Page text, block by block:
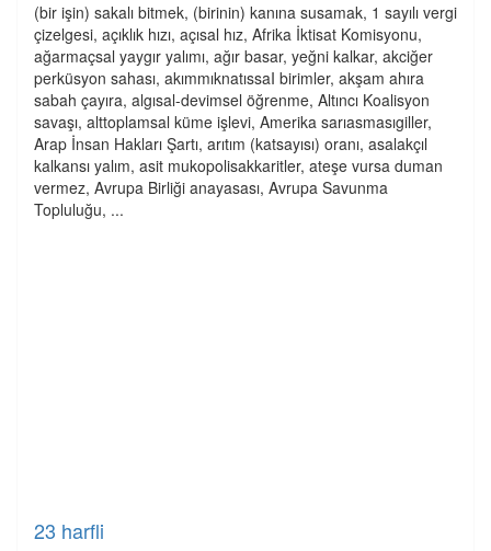
(bir işin) sakalı bitmek, (birinin) kanına susamak, 1 sayılı vergi
çizelgesi, açıklık hızı, açısal hız, Afrika İktisat Komisyonu,
ağarmaçsal yaygır yalımı, ağır basar, yeğni kalkar, akciğer
perküsyon sahası, akımmıknatıssaI birimler, akşam ahıra
sabah çayıra, algısal-devimsel öğrenme, Altıncı Koalisyon
savaşı, alttoplamsal küme işlevi, Amerika sarıasmasıgiller,
Arap İnsan Hakları Şartı, arıtım (katsayısı) oranı, asalakçıl
kalkansı yalım, asit mukopolisakkaritler, ateşe vursa duman
vermez, Avrupa Birliği anayasası, Avrupa Savunma
Topluluğu, ...
23 harfli